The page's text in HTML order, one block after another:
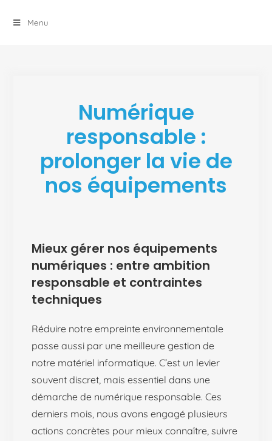
Menu
Numérique
responsable :
prolonger la vie de
nos équipements
Mieux gérer nos équipements
numériques : entre ambition
responsable et contraintes
techniques
Réduire notre empreinte environnementale
passe aussi par une meilleure gestion de
notre matériel informatique. C’est un levier
souvent discret, mais essentiel dans une
démarche de numérique responsable. Ces
derniers mois, nous avons engagé plusieurs
actions concrètes pour mieux connaître, suivre